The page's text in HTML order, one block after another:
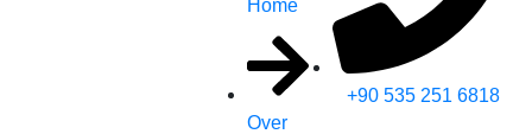
Home
Over
+90 535 251 6818